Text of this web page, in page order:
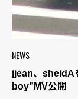
NEWS
jjean、sheidA
boy”MV公開